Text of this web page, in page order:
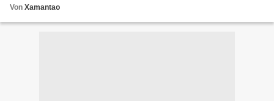
Von Xamantao